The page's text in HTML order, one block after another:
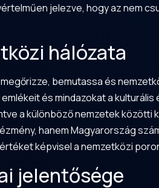
jelezve, hogy az nem
hálózata
bemutassa és
és mindazokat a
a különböző nemzetek
hanem Magyarország
képvisel a nemzetközi
jelentősége